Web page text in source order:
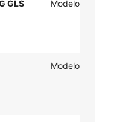
GLS
Modelo
Modelo